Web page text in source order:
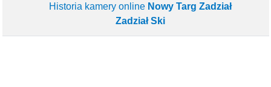
Historia kamery online Nowy Targ Zadział
Zadział Ski